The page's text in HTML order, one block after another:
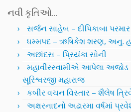
નવી કૃતિઓ…
સર્જન સાહેબ – દીપિકાબા પરમાર
ધમ્મપદ – ઋષિકેશ શરણ, અનુ.
અછાંદસ – પ્રિયંકા સોની
મહાવીરસ્વામીએ આપેલા અજોડ
સૂરિશ્વરજી મહારાજ
કબીર વચન વિસ્તાર – શૈલેષ
અક્ષરનાદનો અઢારમા વર્ષમાં